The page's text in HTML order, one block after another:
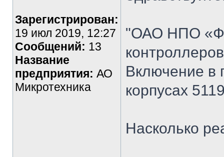
Зарегистрирован:
19 июл 2019, 12:27
Сообщений: 13
Название
предприятия: АО
Микротехника
"ОАО НПО
Включение в
корпусах
Насколько